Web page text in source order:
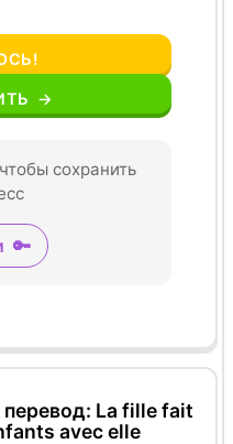
→
сохранить
🔑
La fille fait
avec elle